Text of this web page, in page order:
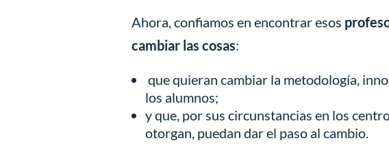
Ahora, confiamos en encontrar esos
cambiar las cosas:
que quieran cambiar la metodología,
los alumnos;
y que, por sus circunstancias en los
otorgan, puedan dar el paso al cambio.